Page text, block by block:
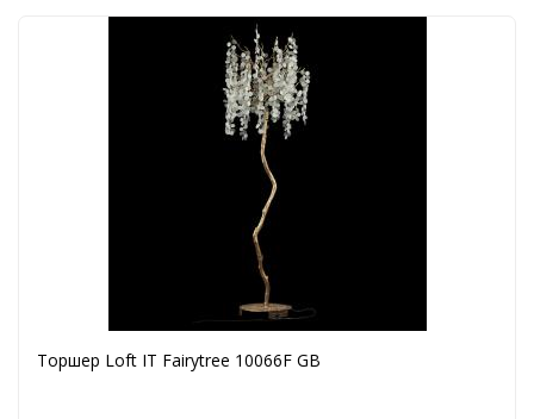
Торшер Loft IT Fairytree 10066F GB